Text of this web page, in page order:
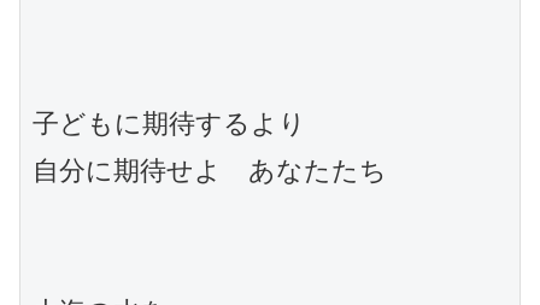
子どもに期待するより
自分に期待せよ　あなたたち